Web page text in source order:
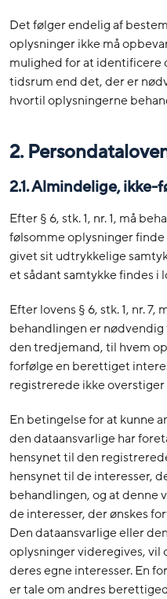
Det følger endelig af
oplysninger ikke må
mulighed for at
tidsrum end det, der er
hvortil oplysningerne
2.
2.1. Almindelige,
Efter § 6, stk. 1, nr. 1, må
følsomme oplysninger
givet sit udtrykkelige
et sådant samtykke findes i
Efter lovens § 6, stk. 1, nr.
behandlingen er
den tredjemand, til hvem
forfølge en berettiget
registrerede ikke
En betingelse for at kunne
den dataansvarlige har
hensynet til den
hensynet til de interesser,
behandlingen, og at denne
de interesser, der ønskes
Den dataansvarlige eller
oplysninger videregives, vil
deres egne interesser. En
er tale om andres